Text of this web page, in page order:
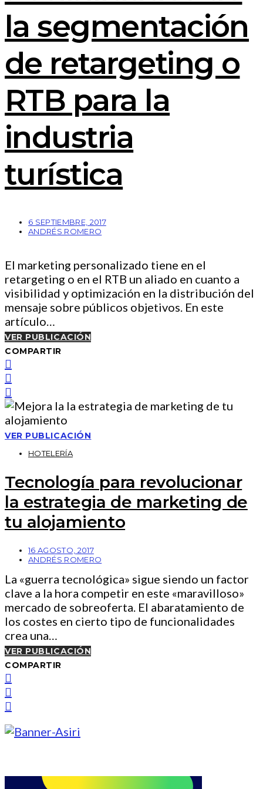
la segmentación
de retargeting o
RTB para la
industria
turística
6 SEPTIEMBRE, 2017
ANDRÉS ROMERO
El marketing personalizado tiene en el
retargeting o en el RTB un aliado en cuanto a
visibilidad y optimización en la distribución del
mensaje sobre públicos objetivos. En este
artículo…
VER PUBLICACIÓN
COMPARTIR
VER PUBLICACIÓN
HOTELERÍA
Tecnología para revolucionar
la estrategia de marketing de
tu alojamiento
16 AGOSTO, 2017
ANDRÉS ROMERO
La «guerra tecnológica» sigue siendo un factor
clave a la hora competir en este «maravilloso»
mercado de sobreoferta. El abaratamiento de
los costes en cierto tipo de funcionalidades
crea una…
VER PUBLICACIÓN
COMPARTIR